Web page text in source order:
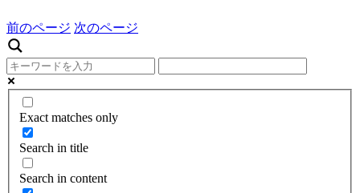
前のページ 次のページ
Exact matches only
Search in title
Search in content